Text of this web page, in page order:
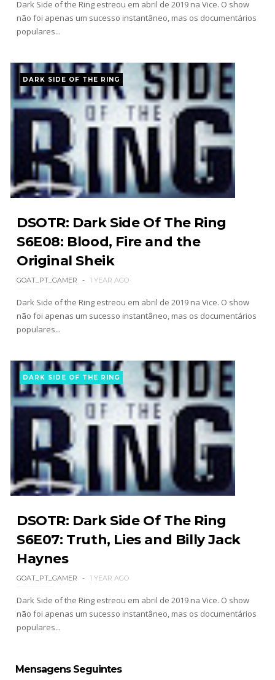
gestos tensos com Roman Reigns
Unknown-Aug 05 2026
Penta superam armadilhas de Dominik Mysterio
e JD McDonagh
Unknown-Aug 05 2026
WWE: Brock Lesnar deverá estar presente na
WrestleMania 43
SCSA867- Aug 07 2026
WWE: Netflix censura segmento entre Becky
Lynch e Liv Morgan no Raw
Dark Side of the Ring estreou em abril de 2019 na Vice. O show
não foi apenas um sucesso instantâneo, mas os documentários
populares...
DARK SIDE OF THE RING
DSOTR: Dark Side Of The Ring
S6E08: Blood, Fire and the
Original Sheik
GOAT_PT_GAMER 1 YEAR AGO
Dark Side of the Ring estreou em abril de 2019 na Vice. O show
não foi apenas um sucesso instantâneo, mas os documentários
populares...
DARK SIDE OF THE RING
DSOTR: Dark Side Of The Ring
S6E07: Truth, Lies and Billy Jack
Haynes
GOAT_PT_GAMER 1 YEAR AGO
Dark Side of the Ring estreou em abril de 2019 na Vice. O show
não foi apenas um sucesso instantâneo, mas os documentários
populares...
Mensagens Seguintes